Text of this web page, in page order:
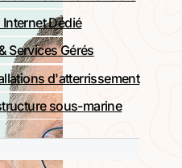
Dédié
Services Gérés
d'atterrissement
sous-marine